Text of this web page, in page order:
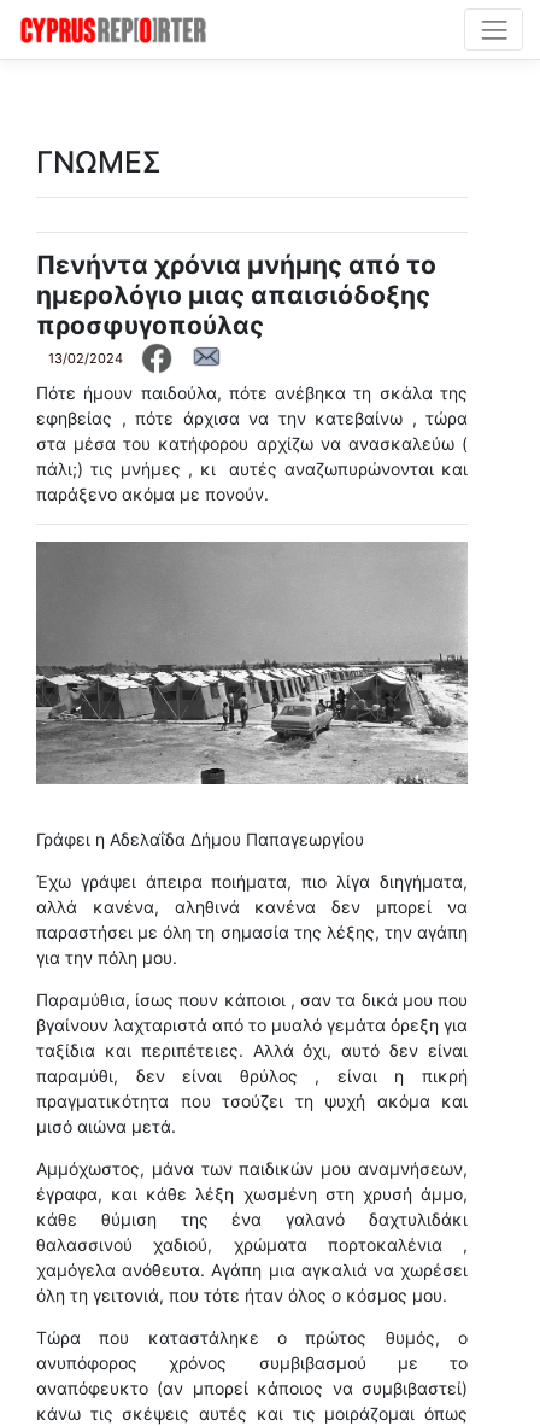
ΓΝΩΜΕΣ
Πενήντα χρόνια μνήμης από το
ημερολόγιο μιας απαισιόδοξης
προσφυγοπούλας
13/02/2024
Πότε ήμουν παιδούλα, πότε ανέβηκα τη σκάλα της
εφηβείας , πότε άρχισα να την κατεβαίνω , τώρα
στα μέσα του κατήφορου αρχίζω να ανασκαλεύω (
πάλι;) τις μνήμες , κι αυτές αναζωπυρώνονται και
παράξενο ακόμα με πονούν.
Γράφει η Αδελαΐδα Δήμου Παπαγεωργίου
Έχω γράψει άπειρα ποιήματα, πιο λίγα διηγήματα,
αλλά κανένα, αληθινά κανένα δεν μπορεί να
παραστήσει με όλη τη σημασία της λέξης, την αγάπη
για την πόλη μου.
Παραμύθια, ίσως πουν κάποιοι , σαν τα δικά μου που
βγαίνουν λαχταριστά από το μυαλό γεμάτα όρεξη για
ταξίδια και περιπέτειες. Αλλά όχι, αυτό δεν είναι
παραμύθι, δεν είναι θρύλος , είναι η πικρή
πραγματικότητα που τσούζει τη ψυχή ακόμα και
μισό αιώνα μετά.
Αμμόχωστος, μάνα των παιδικών μου αναμνήσεων,
έγραφα, και κάθε λέξη χωσμένη στη χρυσή άμμο,
κάθε θύμιση της ένα γαλανό δαχτυλιδάκι
θαλασσινού χαδιού, χρώματα πορτοκαλένια ,
χαμόγελα ανόθευτα. Αγάπη μια αγκαλιά να χωρέσει
όλη τη γειτονιά, που τότε ήταν όλος ο κόσμος μου.
Τώρα που καταστάληκε ο πρώτος θυμός, ο
ανυπόφορος χρόνος συμβιβασμού με το
αναπόφευκτο (αν μπορεί κάποιος να συμβιβαστεί)
κάνω τις σκέψεις αυτές και τις μοιράζομαι όπως